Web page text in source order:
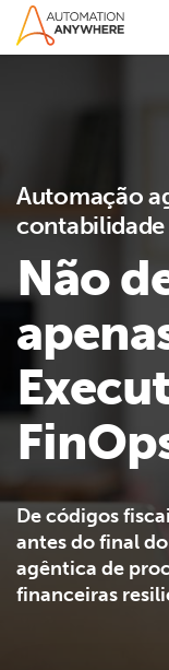
Automação
contabilidade
Não
De códigos
antes do final
agêntica de
financeiras